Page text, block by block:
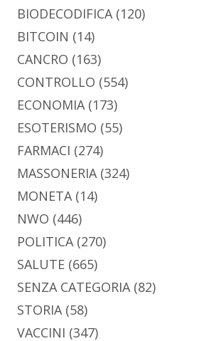
BIODECODIFICA(120)
BITCOIN (14)
CANCRO (163)
CONTROLLO (554)
ECONOMIA(173)
ESOTERISMO (55)
FARMACI (274)
MASSONERIA(324)
MONETA(14)
NWO (446)
POLITICA(270)
SALUTE (665)
SENZA CATEGORIA(82)
STORIA(58)
VACCINI (347)